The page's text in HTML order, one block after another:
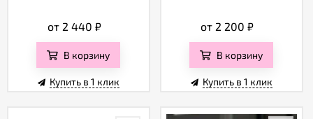
от 2 440 ₽
В корзину
Купить в 1 клик
от 2 200₽
В корзину
Купить в 1 клик